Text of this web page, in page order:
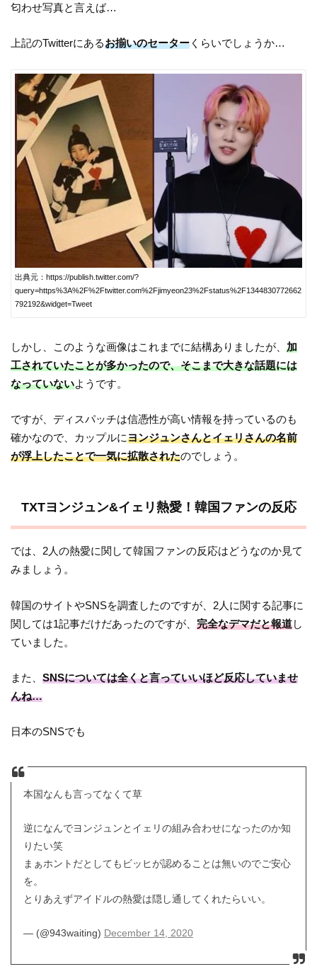
匂わせ写真と言えば…
上記のTwitterにあるお揃いのセーター くらいでしょうか…
出典元：https://publish.twitter.com/?
query=https%3A%2F%2Ftwitter.com%2Fjimyeon23%2Fstatus%2F1344830772662
792192&widget=Tweet
しかし、このような画像はこれまでに結構ありましたが、加
工されていたことが多かったので、そこまで大きな話題には
なっていないようです。
ですが、ディスパッチは信憑性が高い情報を持っているのも
確かなので、カップルにヨンジュンさんとイェリさんの名前
が浮上したことで一気に拡散されたのでしょう。
TXTヨンジュン&イェリ熱愛！韓国ファンの反応
では、2人の熱愛に関して韓国ファンの反応はどうなのか見て
みましょう。
韓国のサイトやSNSを調査したのですが、2人に関する記事に
関しては1記事だけだあったのですが、完全なデマだと報道し
ていました。
また、SNSについては全くと言っていいほど反応していませ
んね…
日本のSNSでも
本国なんも言ってなくて草
逆になんでヨンジュンとイェリの組み合わせになったのか知
りたい笑
まぁホントだとしてもビッヒが認めることは無いのでご安心
を。
とりあえずアイドルの熱愛は隠し通してくれたらいい。
— (@943waiting) December 14, 2020